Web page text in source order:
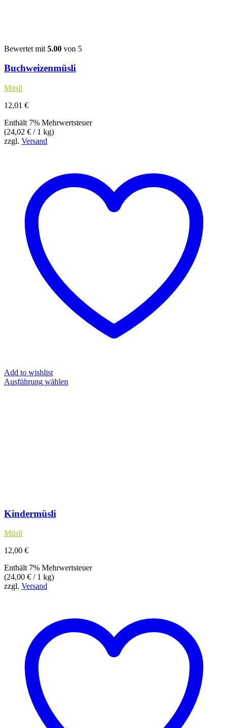
Bewertet mit 5.00 von 5
Buchweizenmüsli
Müsli
12,01 €
Enthält 7% Mehrwertsteuer
(24,02 € / 1 kg)
zzgl. Versand
Add to wishlist
Ausführung wählen
Kindermüsli
Müsli
12,00 €
Enthält 7% Mehrwertsteuer
(24,00 € / 1 kg)
zzgl. Versand